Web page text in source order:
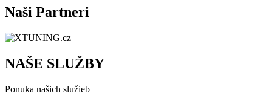
Naši Partneri
NAŠE SLUŽBY
Ponuka našich služieb